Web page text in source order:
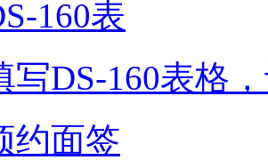
160表
写DS-160表格
约面签